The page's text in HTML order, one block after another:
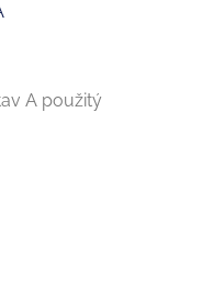
A použitý